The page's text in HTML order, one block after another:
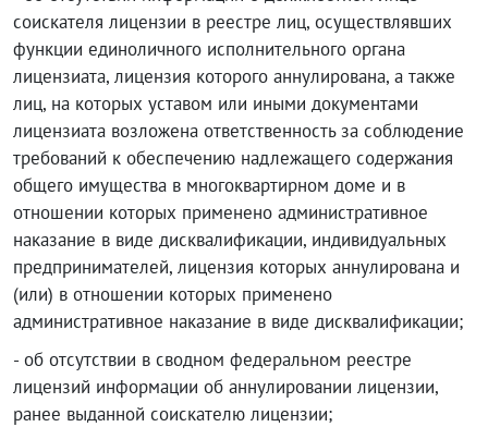
соискателя лицензии в реестре лиц, осуществлявших
функции единоличного исполнительного органа
лицензиата, лицензия которого аннулирована, а также
лиц, на которых уставом или иными документами
лицензиата возложена ответственность за соблюдение
требований к обеспечению надлежащего содержания
общего имущества в многоквартирном доме и в
отношении которых применено административное
наказание в виде дисквалификации, индивидуальных
предпринимателей, лицензия которых аннулирована и
(или) в отношении которых применено
административное наказание в виде дисквалификации;
- об отсутствии в сводном федеральном реестре
лицензий информации об аннулировании лицензии,
ранее выданной соискателю лицензии;